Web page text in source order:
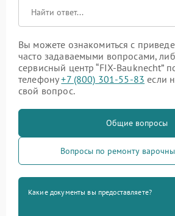
Вы можете ознакомиться с
часто задаваемыми вопросами,
сервисный центр “FIX-Bauknecht”
телефону+7 (800) 301-55-83 если
свой вопрос.
Общие вопросы
Вопросы по ремонту
Какие документы вы предоставляете?